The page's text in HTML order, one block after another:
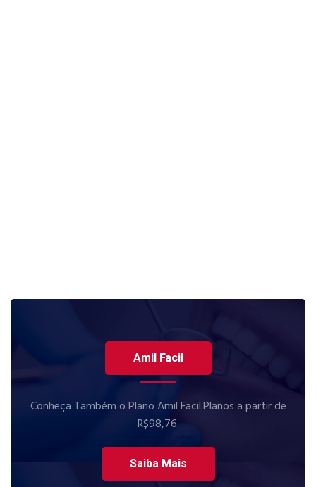
Amil Facil
Conheça Também o Plano Amil Facil.Planos a partir de
R$98,76.
Saiba Mais